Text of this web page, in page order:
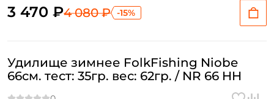
3 470 ₽4 080 ₽ -15%
Удилище зимнее FolkFishing Niobe
66см. тест: 35гр. вес: 62гр. / NR 66 HH